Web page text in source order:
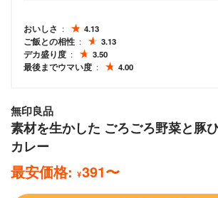
おいしさ
4.13
ご飯との相性
3.13
デカ盛り度
3.50
最後までウマい度
4.00
無印良品
素材を生かした ごろごろ野菜と豚
カレー
最安価格: ¥391〜